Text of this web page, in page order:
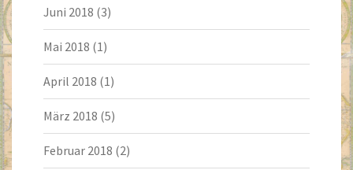
Juni 2018 (3)
Mai 2018 (1)
April 2018 (1)
März 2018 (5)
Februar 2018 (2)